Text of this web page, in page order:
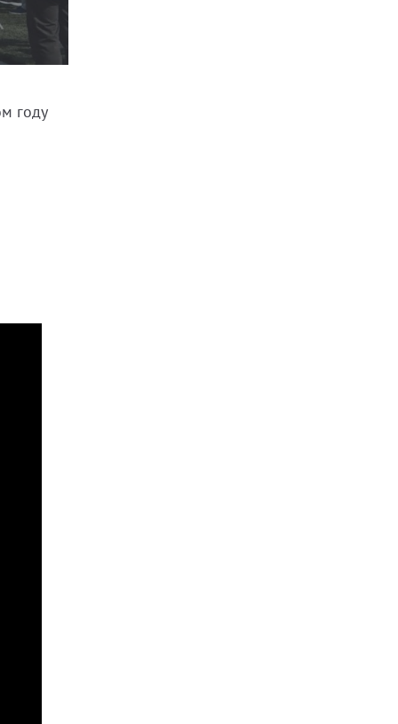
году